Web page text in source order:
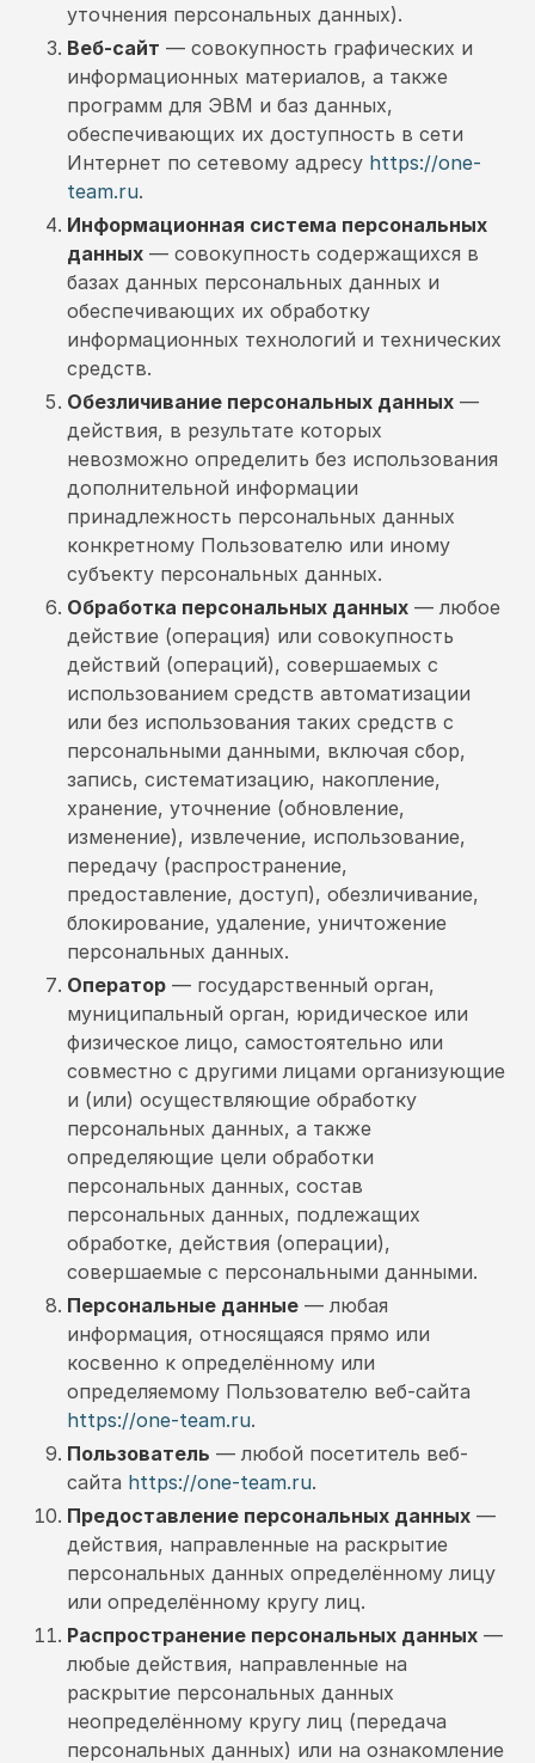
уточнения персональных данных).
Веб-сайт — совокупность графических и
информационных материалов, а также
программ для ЭВМ и баз данных,
обеспечивающих их доступность в сети
Интернет по сетевому адресу https://one-
team.ru.
Информационная система персональных
данных — совокупность содержащихся в
базах данных персональных данных и
обеспечивающих их обработку
информационных технологий и технических
средств.
Обезличивание персональных данных —
действия, в результате которых
невозможно определить без использования
дополнительной информации
принадлежность персональных данных
конкретному Пользователю или иному
субъекту персональных данных.
Обработка персональных данных — любое
действие (операция) или совокупность
действий (операций), совершаемых с
использованием средств автоматизации
или без использования таких средств с
персональными данными, включая сбор,
запись, систематизацию, накопление,
хранение, уточнение (обновление,
изменение), извлечение, использование,
передачу (распространение,
предоставление, доступ), обезличивание,
блокирование, удаление, уничтожение
персональных данных.
Оператор — государственный орган,
муниципальный орган, юридическое или
физическое лицо, самостоятельно или
совместно с другими лицами организующие
и (или) осуществляющие обработку
персональных данных, а также
определяющие цели обработки
персональных данных, состав
персональных данных, подлежащих
обработке, действия (операции),
совершаемые с персональными данными.
Персональные данные — любая
информация, относящаяся прямо или
косвенно к определённому или
определяемому Пользователю веб-сайта
https://one-team.ru.
Пользователь — любой посетитель веб-
сайта https://one-team.ru.
Предоставление персональных данных —
действия, направленные на раскрытие
персональных данных определённому лицу
или определённому кругу лиц.
Распространение персональных данных —
любые действия, направленные на
раскрытие персональных данных
неопределённому кругу лиц (передача
персональных данных) или на ознакомление